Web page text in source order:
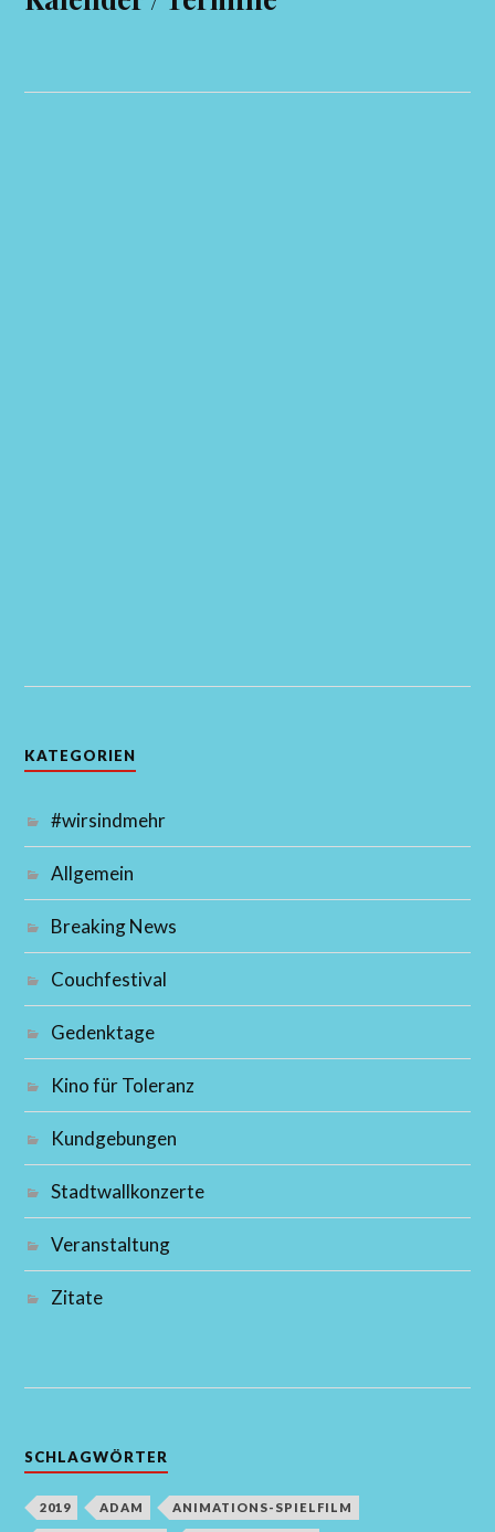
KATEGORIEN
#wirsindmehr
Allgemein
Breaking News
Couchfestival
Gedenktage
Kino für Toleranz
Kundgebungen
Stadtwallkonzerte
Veranstaltung
Zitate
SCHLAGWÖRTER
2019 ADAM ANIMATIONS-SPIELFILM